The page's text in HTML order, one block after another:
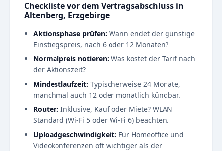
Checkliste vor dem Vertragsabschluss in
Altenberg, Erzgebirge
Aktionsphase prüfen: Wann endet der günstige
Einstiegspreis, nach 6 oder 12 Monaten?
Normalpreis notieren: Was kostet der Tarif nach
der Aktionszeit?
Mindestlaufzeit: Typischerweise 24 Monate,
manchmal auch 12 oder monatlich kündbar.
Router: Inklusive, Kauf oder Miete? WLAN
Standard (Wi-Fi 5 oder Wi-Fi 6) beachten.
Uploadgeschwindigkeit: Für Homeoffice und
Videokonferenzen oft wichtiger als der